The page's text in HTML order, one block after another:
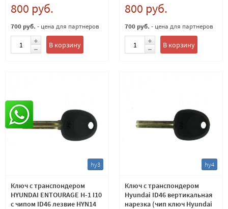
800 руб.
700 руб. - цена для партнеров
В корзину
800 руб.
700 руб. - цена для партнеров
В корзину
hy3
Ключ с транспондером
HYUNDAI ENTOURAGE H-1 I10
с чипом ID46 лезвие HYN14
hy4
Ключ с транспондером
Hyundai ID46 вертикальная
нарезка (чип ключ Hyundai